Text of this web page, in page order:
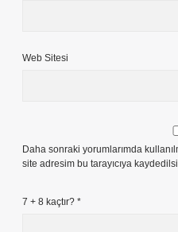
Web Sitesi
Daha sonraki yorumlarımda
site adresim bu tarayıcıya
7 + 8 kaçtır? *